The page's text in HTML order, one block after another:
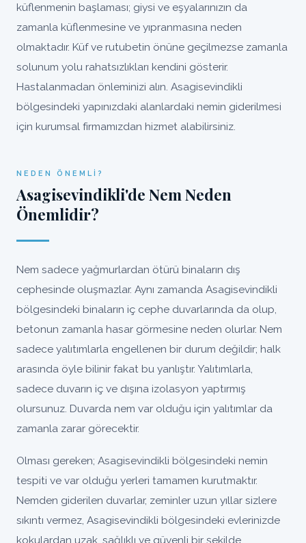
küflenmenin başlaması; giysi ve eşyalarınızın da
zamanla küflenmesine ve yıpranmasına neden
olmaktadır. Küf ve rutubetin önüne geçilmezse zamanla
solunum yolu rahatsızlıkları kendini gösterir.
Hastalanmadan önleminizi alın. Asagisevindikli
bölgesindeki yapınızdaki alanlardaki nemin giderilmesi
için kurumsal firmamızdan hizmet alabilirsiniz.
NEDEN ÖNEMLI?
Asagisevindikli'de Nem Neden
Önemlidir?
Nem sadece yağmurlardan ötürü binaların dış
cephesinde oluşmazlar. Aynı zamanda Asagisevindikli
bölgesindeki binaların iç cephe duvarlarında da olup,
betonun zamanla hasar görmesine neden olurlar. Nem
sadece yalıtımlarla engellenen bir durum değildir; halk
arasında öyle bilinir fakat bu yanlıştır. Yalıtımlarla,
sadece duvarın iç ve dışına izolasyon yaptırmış
olursunuz. Duvarda nem var olduğu için yalıtımlar da
zamanla zarar görecektir.
Olması gereken; Asagisevindikli bölgesindeki nemin
tespiti ve var olduğu yerleri tamamen kurutmaktır.
Nemden giderilen duvarlar, zeminler uzun yıllar sizlere
sıkıntı vermez, Asagisevindikli bölgesindeki evlerinizde
kokulardan uzak, sağlıklı ve güvenli bir şekilde